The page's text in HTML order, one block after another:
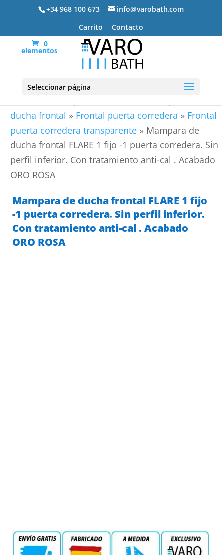
+34 968 100 673
info@varobath.com
Carrito
Contacto
0
elementos
Seleccionar página
ducha frontal » Frontal puerta corredera » Frontal
puerta corredera transparente » Mampara de
ducha frontal FLARE 1 fijo -1 puerta corredera. Sin
perfil inferior. Con tratamiento anti-cal . Acabado
ORO ROSA
Mampara de ducha frontal FLARE 1 fijo
-1 puerta corredera. Sin perfil inferior.
Con tratamiento anti-cal . Acabado
ORO ROSA